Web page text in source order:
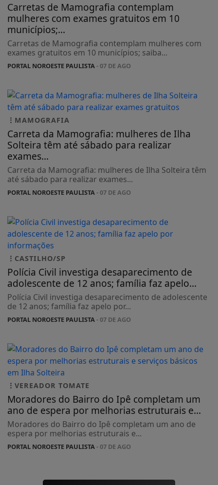
Carretas de Mamografia contemplam
mulheres com exames gratuitos em 10
municípios;...
Carretas de Mamografia contemplam mulheres com
exames gratuitos em 10 municípios; saiba...
PORTAL NOROESTE PAULISTA- 07 DE AGO
MAMOGRAFIA
Carreta da Mamografia: mulheres de Ilha
Solteira têm até sábado para realizar
exames...
Carreta da Mamografia: mulheres de Ilha Solteira têm
até sábado para realizar exames...
PORTAL NOROESTE PAULISTA- 07 DE AGO
CASTILHO/SP
Polícia Civil investiga desaparecimento de
adolescente de 12 anos; família faz apelo...
Polícia Civil investiga desaparecimento de adolescente
de 12 anos; família faz apelo por...
PORTAL NOROESTE PAULISTA- 07 DE AGO
VEREADOR TOMATE
Moradores do Bairro do Ipê completam um
ano de espera por melhorias estruturais e...
Moradores do Bairro do Ipê completam um ano de
espera por melhorias estruturais e...
PORTAL NOROESTE PAULISTA- 07 DE AGO